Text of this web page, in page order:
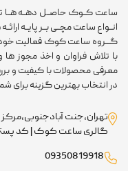
ساعت کــوک حاصــل دهــه
انــواع ساعت مچــی بــر پایــه
با تلاش فراوان و اخذ
معرفی محصولات با کیفیت و
در انتخاب بهترین گزینه برای
گالری ساعت کوک | کد پستی:
09350819918